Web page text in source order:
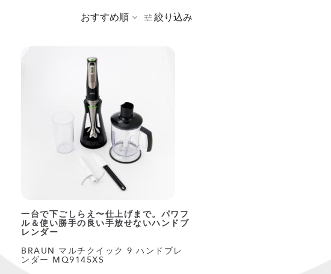
おすすめ順 絞り込み
一台で下ごしらえ〜仕上げまで。パワフ
ル＆使い勝手の良い手放せないハンドブ
レンダー
BRAUN マルチクイック 9 ハンドブレ
ンダー MQ9145XS